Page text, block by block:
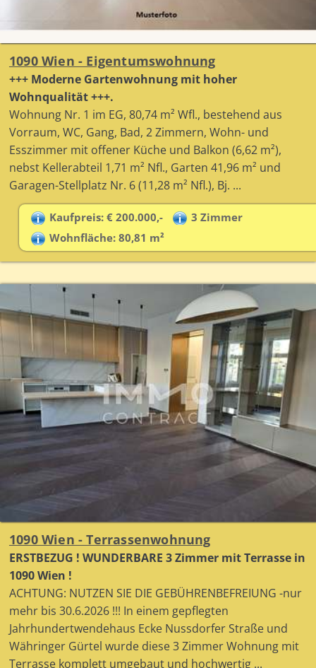
1090 Wien - Eigentumswohnung
+++ Moderne Gartenwohnung mit hoher
Wohnqualität +++.
Wohnung Nr. 1 im EG, 80,74 m² Wfl., bestehend aus
Vorraum, WC, Gang, Bad, 2 Zimmern, Wohn- und
Esszimmer mit offener Küche und Balkon (6,62 m²),
nebst Kellerabteil 1,71 m² Nfl., Garten 41,96 m² und
Garagen-Stellplatz Nr. 6 (11,28 m² Nfl.), Bj. ...
Kaufpreis: € 200.000,-
3 Zimmer
Wohnfläche: 80,81 m²
1090 Wien - Terrassenwohnung
ERSTBEZUG ! WUNDERBARE 3 Zimmer mit Terrasse in
1090 Wien !
ACHTUNG: NUTZEN SIE DIE GEBÜHRENBEFREIUNG -nur
mehr bis 30.6.2026 !!! In einem gepflegten
Jahrhundertwendehaus Ecke Nussdorfer Straße und
Währinger Gürtel wurde diese 3 Zimmer Wohnung mit
Terrasse komplett umgebaut und hochwertig ...